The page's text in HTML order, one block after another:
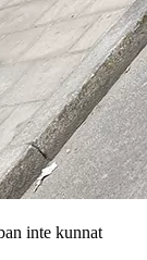
inte kunnat